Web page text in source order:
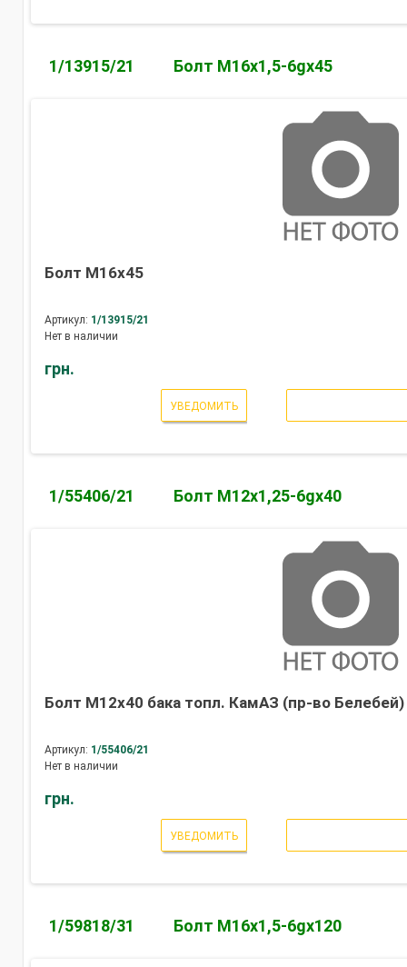
1/13915/21 Болт М16х1,5-6gх45
Болт М16х45
Артикул: 1/13915/21
Нет в наличии
грн.
УВЕДОМИТЬ
1/55406/21 Болт М12х1,25-6gх40
Болт М12х40 бака топл. КамАЗ (пр-во Белебей)
Артикул: 1/55406/21
Нет в наличии
грн.
УВЕДОМИТЬ
1/59818/31 Болт М16х1,5-6gх120